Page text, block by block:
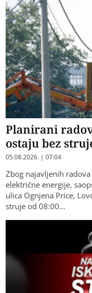
Planirani
ostaju bez
05.08.2026. | 07:04
Zbog najavljenih
električne energije,
ulica Ognjena Price,
struje od 08:00…